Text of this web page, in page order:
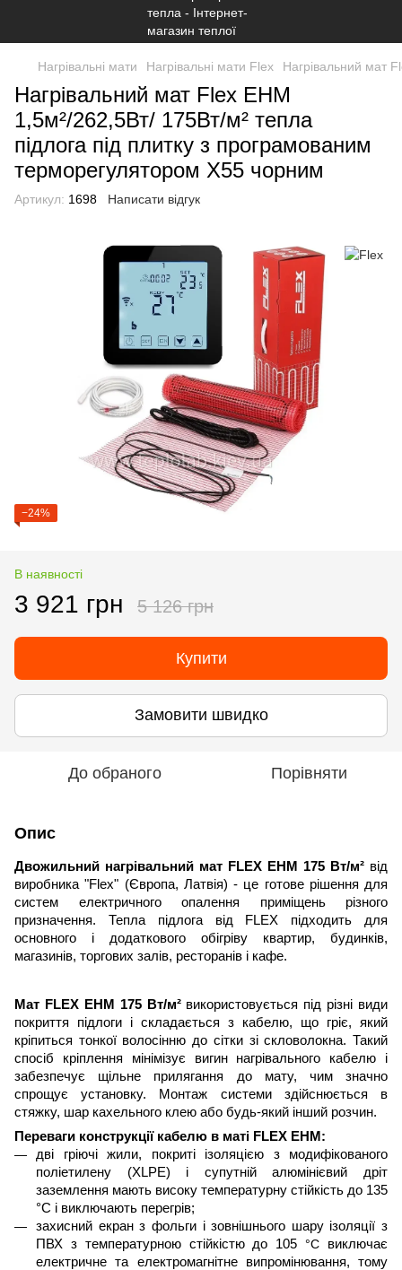
Нагрівальні мати Нагрівальні мати Flex Нагрівальний мат
Нагрівальний мат Flex EHM
1,5м²/262,5Вт/ 175Вт/м² тепла
підлога під плитку з програмованим
терморегулятором Х55 чорним
Артикул: 1698 Написати відгук
−24%
В наявності
3 921 грн 5 126 грн
Купити
Замовити швидко
До обраного Порівняти
Опис
Двожильний нагрівальний мат FLEX EHM 175 Вт/м² від
виробника "Flex" (Європа, Латвія) - це готове рішення для
систем електричного опалення приміщень різного
призначення. Тепла підлога від FLEX підходить для
основного і додаткового обігріву квартир, будинків,
магазинів, торгових залів, ресторанів і кафе.
Мат FLEX EHM 175 Вт/м²використовується під різні види
покриття підлоги і складається з кабелю, що гріє, який
кріпиться тонкої волосінню до сітки зі скловолокна. Такий
спосіб кріплення мінімізує вигин нагрівального кабелю і
забезпечує щільне прилягання до мату, чим значно
спрощує установку. Монтаж системи здійснюється в
стяжку, шар кахельного клею або будь-який інший розчин.
Переваги конструкції кабелю в маті FLEX EHM:
дві гріючіжили, покриті ізоляцією з модифікованого
поліетилену (XLPE) і супутній алюмінієвий дріт
заземлення мають високу температурну стійкість до 135
°C і виключають перегрів;
захисний екран з фольги і зовнішнього шару ізоляції з
ПВХ з температурною стійкістю до 105 °C виключає
електричне та електромагнітне випромінювання, тому